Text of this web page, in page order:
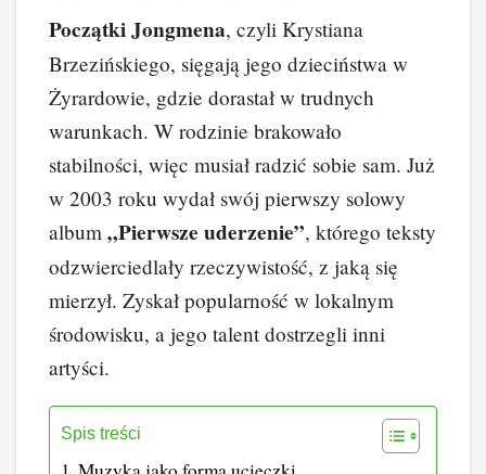
c
e
b
o
o
k
er
e
st
k
e
dI
n
d
di
t
o
p
p
y
Li
k
Początki Jongmena, czyli Krystiana
Brzezińskiego, sięgają jego dzieciństwa w
Żyrardowie, gdzie dorastał w trudnych
warunkach. W rodzinie brakowało
stabilności, więc musiał radzić sobie sam. Już
w 2003 roku wydał swój pierwszy solowy
album „Pierwsze uderzenie”, którego teksty
odzwierciedlały rzeczywistość, z jaką się
mierzył. Zyskał popularność w lokalnym
środowisku, a jego talent dostrzegli inni
artyści.
Spis treści